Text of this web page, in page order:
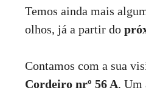
Temos ainda mais
olhos, já a partir do
Contamos com a sua
Cordeiro nrº 56 A. Um